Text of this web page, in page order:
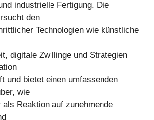
industrielle Fertigung. Die
den
Technologien wie künstliche
digitale Zwillinge und Strategien
und bietet einen umfassenden
wie
Reaktion auf zunehmende